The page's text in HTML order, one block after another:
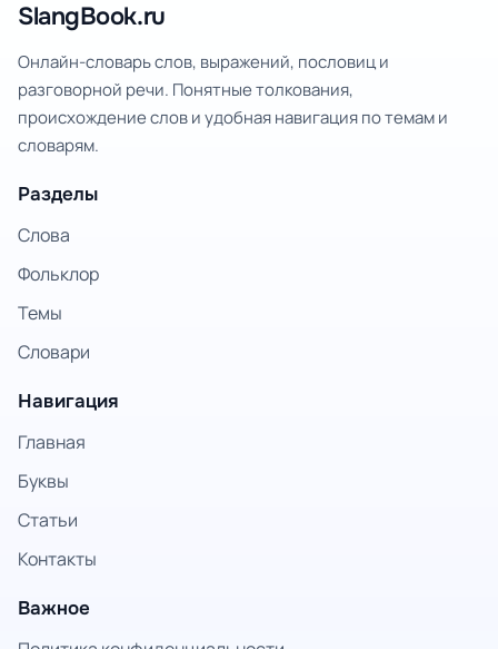
SlangBook.ru
Онлайн-словарь слов, выражений, пословиц и
разговорной речи. Понятные толкования,
происхождение слов и удобная навигация по темам и
словарям.
Разделы
Слова
Фольклор
Темы
Словари
Навигация
Главная
Буквы
Статьи
Контакты
Важное